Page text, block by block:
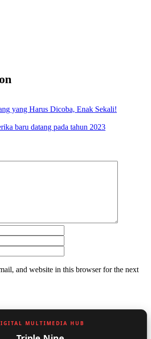
yang Harus Dicoba, Enak Sekali!
baru datang pada tahun 2023
and website in this browser for the next
MULTIMEDIA HUB